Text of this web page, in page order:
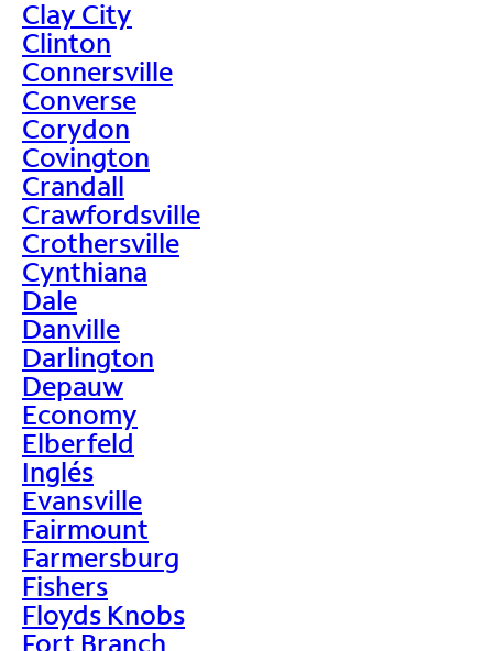
Clay City
Clinton
Connersville
Converse
Corydon
Covington
Crandall
Crawfordsville
Crothersville
Cynthiana
Dale
Danville
Darlington
Depauw
Economy
Elberfeld
Inglés
Evansville
Fairmount
Farmersburg
Fishers
Floyds Knobs
Fort Branch